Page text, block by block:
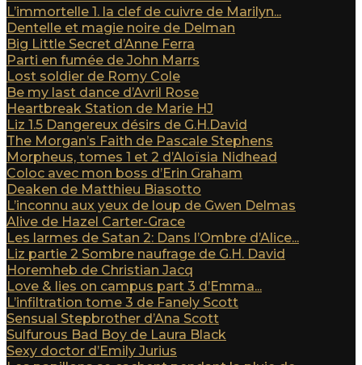
L’immortelle 1. la clef de cuivre de Marilyn...
Dentelle et magie noire de Delman
Big Little Secret d’Anne Ferra
Parti en fumée de John Marrs
Lost soldier de Romy Cole
Be my last dance d’Avril Rose
Heartbreak Station de Marie HJ
Liz 1.5 Dangereux désirs de G.H.David
The Morgan’s Faith de Pascale Stephens
Morpheus, tomes 1 et 2 d’Aloïsia Nidhead
Coloc avec mon boss d’Erin Graham
Deaken de Matthieu Biasotto
L’inconnu aux yeux de loup de Gwen Delmas
Alive de Hazel Carter-Grace
Les larmes de Satan 2: Dans l’Ombre d’Alice...
Liz partie 2 Sombre naufrage de G.H. David
Horemheb de Christian Jacq
Love & lies on campus part 3 d’Emma...
L’infiltration tome 3 de Fanely Scott
Sensual Stepbrother d’Ana Scott
Sulfurous Bad Boy de Laura Black
Sexy doctor d’Emily Jurius